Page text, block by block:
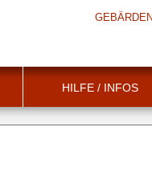
HILFE / INFOS